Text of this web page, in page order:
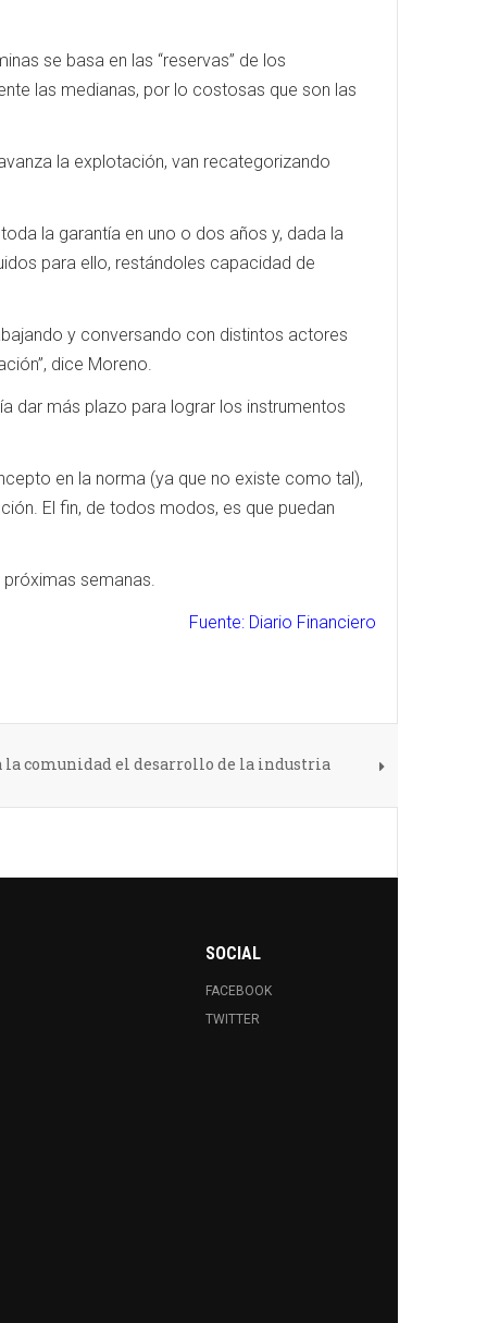
se basa en las “reservas” de los
las medianas, por lo costosas que son las
la explotación, van recategorizando
la garantía en uno o dos años y, dada la
para ello, restándoles capacidad de
y conversando con distintos actores
dice Moreno.
dar más plazo para lograr los instrumentos
en la norma (ya que no existe como tal),
El fin, de todos modos, es que puedan
semanas.
Fuente: Diario Financiero
la comunidad el desarrollo de la industria
SOCIAL
FACEBOOK
TWITTER